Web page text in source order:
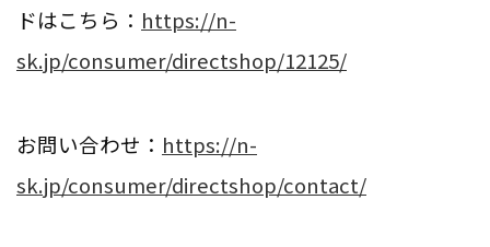
ドはこちら： https://n-
sk.jp/consumer/directshop/12125/
お問い合わせ： https://n-
sk.jp/consumer/directshop/contact/